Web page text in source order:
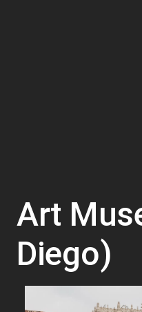
Art
Diego)